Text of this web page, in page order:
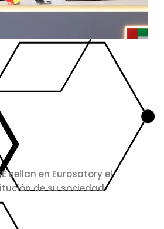
sellan en Eurosatory el
de su sociedad